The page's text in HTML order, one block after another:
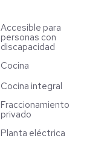
Accesible para
personas con
discapacidad
Cocina
Cocina integral
Fraccionamiento
privado
Planta eléctrica